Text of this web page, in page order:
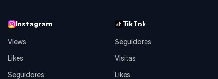
Instagram
Views
Likes
Seguidores
TikTok
Seguidores
Visitas
Likes